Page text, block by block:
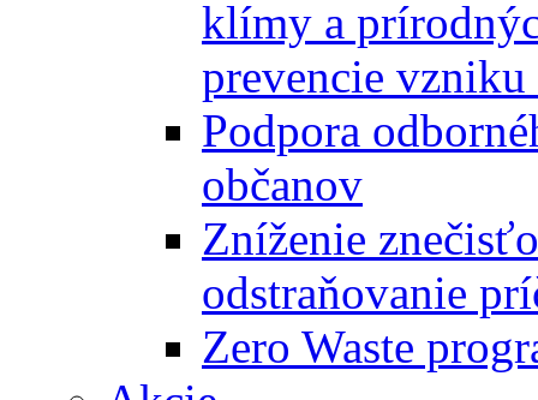
klímy a
prevencie vzniku
Podpora
občanov
Zníženie
odstraňovanie
Zero Waste